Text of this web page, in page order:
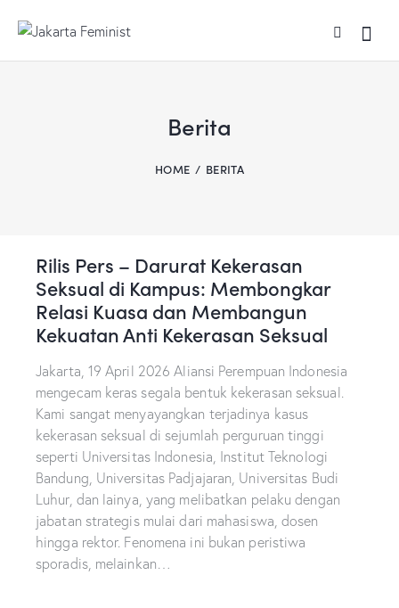
Berita
HOME BERITA
Rilis Pers – Darurat Kekerasan
Seksual di Kampus: Membongkar
Relasi Kuasa dan Membangun
Kekuatan Anti Kekerasan Seksual
Jakarta, 19 April 2026 Aliansi Perempuan Indonesia
mengecam keras segala bentuk kekerasan seksual.
Kami sangat menyayangkan terjadinya kasus
kekerasan seksual di sejumlah perguruan tinggi
seperti Universitas Indonesia, Institut Teknologi
Bandung, Universitas Padjajaran, Universitas Budi
Luhur, dan lainya, yang melibatkan pelaku dengan
jabatan strategis mulai dari mahasiswa, dosen
hingga rektor. Fenomena ini bukan peristiwa
sporadis, melainkan…